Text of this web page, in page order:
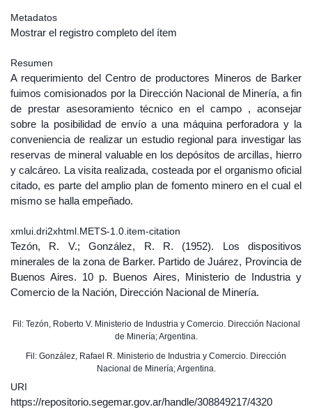
Metadatos
Mostrar el registro completo del ítem
Resumen
A requerimiento del Centro de productores Mineros de Barker
fuimos comisionados por la Dirección Nacional de Minería, a fin
de prestar asesoramiento técnico en el campo , aconsejar
sobre la posibilidad de envío a una máquina perforadora y la
conveniencia de realizar un estudio regional para investigar las
reservas de mineral valuable en los depósitos de arcillas, hierro
y calcáreo. La visita realizada, costeada por el organismo oficial
citado, es parte del amplio plan de fomento minero en el cual el
mismo se halla empeñado.
xmlui.dri2xhtml.METS-1.0.item-citation
Tezón, R. V.; González, R. R. (1952). Los dispositivos
minerales de la zona de Barker. Partido de Juárez, Provincia de
Buenos Aires. 10 p. Buenos Aires, Ministerio de Industria y
Comercio de la Nación, Dirección Nacional de Minería.
Fil: Tezón, Roberto V. Ministerio de Industria y Comercio. Dirección Nacional
de Minería; Argentina.
Fil: González, Rafael R. Ministerio de Industria y Comercio. Dirección
Nacional de Minería; Argentina.
URI
https://repositorio.segemar.gov.ar/handle/308849217/4320